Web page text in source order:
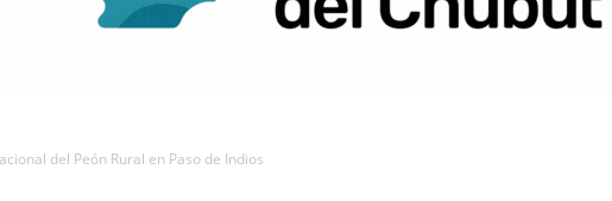
del Peón Rural en Paso de Indios